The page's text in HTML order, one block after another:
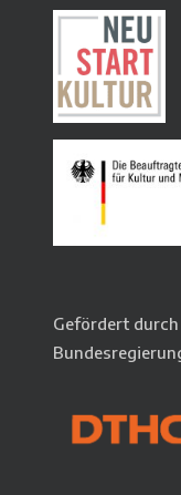
Gefördert